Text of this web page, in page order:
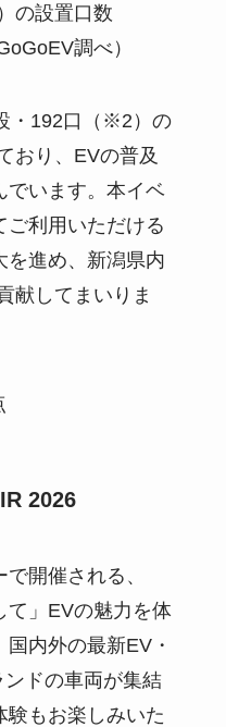
の設置口数
調べ）
・192口（※2）の
おり、EVの普及
でいます。本イベ
ご利用いただける
を進め、新潟県内
献してまいりま
2026
開催される、
て」EVの魅力を体
内外の最新EV・
ドの車両が集結
験もお楽しみいた